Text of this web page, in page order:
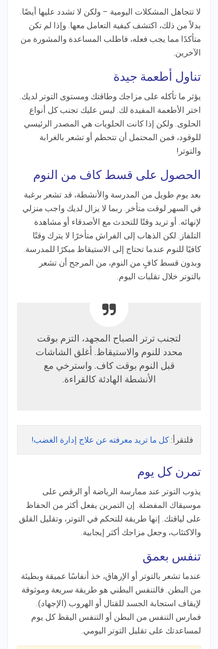
لا تتجاهل المشكلات اليومية – ولكن لا تشدد عليها أيضًا.
بدلاً من ذلك، اكتشف كيفية التعامل معها. وإذا لم تكن
متأكدًا مما يجب فعله، فاطلب المساعدة والمشورة من
الآخرين.
تناول أطعمة جيدة
يؤثر ما تأكله على مزاجك وطاقتك ومستوى التوتر لديك.
اختر الأطعمة المفيدة لك. ليس عليك تجنب كل أنواع
الحلوى. ولكن إذا كانت الحلويات هي المصدر الرئيسي
للوقود، فمن المحتمل أن تتحطم أو تشعر بالغرابة
والتوتر!
الحصول على قسط كاف من النوم
بعد يوم طويل من المدرسة والأنشطة، قد تشعر برغبة
في السهر لوقت متأخر. ربما لا يزال لديك واجب منزلي
لإنهائه. أو تريد وقتًا للتحدث مع الأصدقاء أو مشاهدة
التلفاز. لكن الذهاب إلى الفراش متأخرًا لا يترك وقتًا
كافيًا للنوم عندما تحتاج إلى الاستيقاظ مبكرًا للمدرسة.
وبدون قسط كافٍ من النوم، من المرجح أن تشعر
بالتوتر خلال تقلبات اليوم.
لتجنب ترتر الصباح المجهد، التزم بوقت
محدد للنوم والاستيقاظ. أغلق الشاشات
قبل النوم بوقت كاف. واسترخي مع
الأنشطة الهادئة كالقراءة.
فلتقرأ: كل ما تريد معرفته عن علاج إدارة الغضب!
تمرن كل يوم
يذوب التوتر عند ممارسة الرياضة أو الرقص على
موسيقاك المفضلة. إن التمرين يفعل أكثر من الحفاظ
على لياقتك. إنها طريقة للتحكم في التوتر، وتقليل القلق
والاكتئاب، وجعل مزاجك أكثر إيجابية.
تنفس بعمق
عندما تشعر بالتوتر أو الإرهاق، خذ أنفاسًا عميقة وبطيئة
من البطن. فالتنفس البطني هو طريقة سريعة وموثوقة
لإيقاف استجابة الجسد للقتال أو الهروب (الإجهاد).
فمارس التنفس من البطن أو التنفس اليقظ كل يوم
لمساعدتك على تقليل التوتر اليومي.